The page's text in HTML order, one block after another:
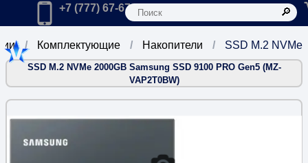
Главная
Позвонить в компанию по телефону:
+7 (777) 67-67-666
SSD M.2 NVMe
Накопители
Комплектующие
SSD M.2 NVMe 2000GB Samsung SSD 9100 PRO Gen5 (MZ-
VAP2T0BW)